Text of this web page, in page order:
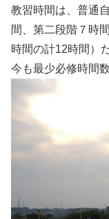
教習時間は、普通
間、第二段階７時
時間の計12時間）
今も最少必修時間